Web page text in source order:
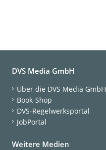
DVS Media GmbH
Über die DVS Media GmbH
Book-Shop
DVS-Regelwerksportal
JobPortal
Weitere Medien